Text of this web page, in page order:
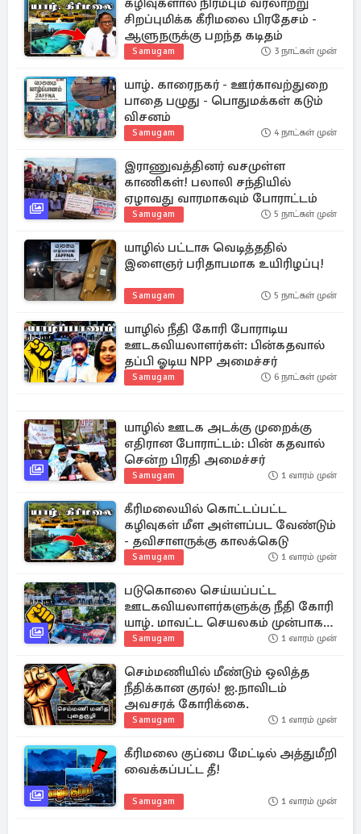
கழிவுகளால் நிரம்பும் வரலாற்று
சிறப்புமிக்க கீரிமலை பிரதேசம் -
ஆளுநருக்கு பறந்த கடிதம்
Samugam 3 நாட்கள் முன்
யாழ். காரைநகர் - ஊர்காவற்துறை
பாதை பழுது - பொதுமக்கள் கடும்
விசனம்
Samugam 4 நாட்கள் முன்
இராணுவத்தினர் வசமுள்ள
காணிகள்! பலாலி சந்தியில்
ஏழாவது வாரமாகவும் போராட்டம்
Samugam 5 நாட்கள் முன்
யாழில் பட்டாசு வெடித்ததில்
இளைஞர் பரிதாபமாக உயிரிழப்பு!
Samugam 5 நாட்கள் முன்
யாழில் நீதி கோரி போராடிய
ஊடகவியலாளர்கள்: பின்கதவால்
தப்பி ஓடிய NPP அமைச்சர்
Samugam 6 நாட்கள் முன்
யாழில் ஊடக அடக்கு முறைக்கு
எதிரான போராட்டம்: பின் கதவால்
சென்ற பிரதி அமைச்சர்
Samugam 1 வாரம் முன்
கீரிமலையில் கொட்டப்பட்ட
கழிவுகள் மீள அள்ளப்பட வேண்டும்
- தவிசாளருக்கு காலக்கெடு
Samugam 1 வாரம் முன்
படுகொலை செய்யப்பட்ட
ஊடகவியலாளர்களுக்கு நீதி கோரி
யாழ். மாவட்ட செயலகம் முன்பாக
வெடித்த போராட்டம்!
Samugam 1 வாரம் முன்
செம்மணியில் மீண்டும் ஒலித்த
நீதிக்கான குரல்! ஐ.நாவிடம்
அவசரக் கோரிக்கை.
Samugam 1 வாரம் முன்
கீரிமலை குப்பை மேட்டில் அத்துமீறி
வைக்கப்பட்ட தீ!
Samugam 1 வாரம் முன்